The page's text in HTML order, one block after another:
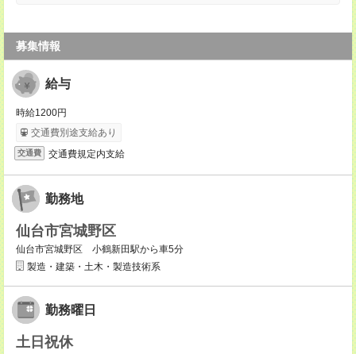
募集情報
給与
時給1200円
交通費別途支給あり
交通費 交通費規定内支給
勤務地
仙台市宮城野区
仙台市宮城野区 小鶴新田駅から車5分
製造・建築・土木・製造技術系
勤務曜日
土日祝休